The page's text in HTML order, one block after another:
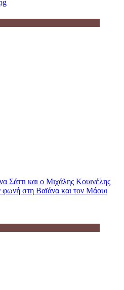
Σάττι και ο Μιχάλης Κουινέλης
φωνή στη Βαϊάνα και τον Μάουι